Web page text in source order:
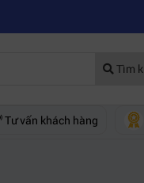
Mua máy quay phim
Tìm
Tư vấn khách hàng